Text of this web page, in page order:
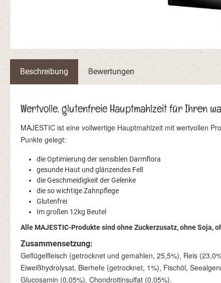
Beschreibung Bewertungen
Wertvolle, glutenfreie Hauptmahlzeit für Ihren
MAJESTIC ist eine vollwertige Hauptmahlzeit mit wertvollen
Punkte gelegt:
die Optimierung der sensiblen Darmflora
gesunde Haut und glänzendes Fell
die Geschmeidigkeit der Gelenke
die so wichtige Zahnpflege
Glutenfrei
Im großen 12kg Beutel
Alle MAJESTIC-Produkte sind ohne Zuckerzusatz, ohne Soja,
Zusammensetzung:
Geflügelfleisch (getrocknet und gemahlen, 25,5%), Reis
Eiweißhydrolysat, Bierhefe (getrocknet, 1%), Fischöl,
Glucosamin (0,05%), Chondroitinsulfat (0,05%).